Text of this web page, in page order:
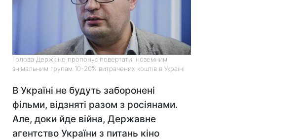
Голова Держкіно пропонує повертати іноземним
знімальним групам 10-20% витрачених коштів в Україні
В Україні не будуть заборонені
фільми, відзняті разом з росіянами.
Але, доки йде війна, Державне
агентство України з питань кіно